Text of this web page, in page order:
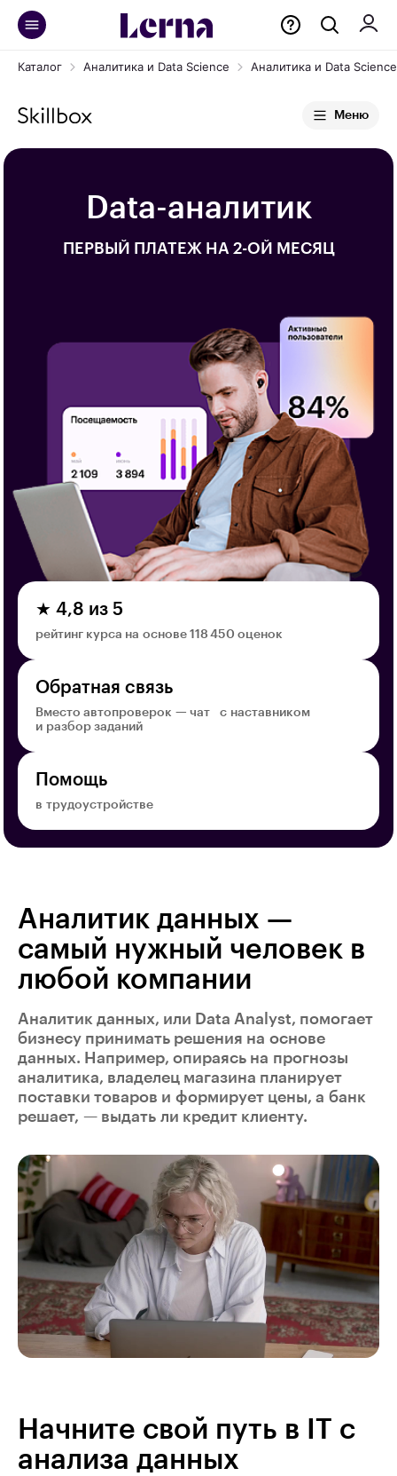
Каталог Аналитика и Data Science Аналитика и Data
Меню
Data-аналитик
ПЕРВЫЙ ПЛАТЕЖ НА 2-ОЙ МЕСЯЦ
★ 4,8 из 5
рейтинг курса на основе 118 450 оценок
Обратная связь
Вместо автопроверок — чат с наставником
и разбор заданий
Помощь
в трудоустройстве
Аналитик данных —
самый нужный человек в
любой компании
Аналитик данных, или Data Analyst, помогает
бизнесу принимать решения на основе
данных. Например, опираясь на прогнозы
аналитика, владелец магазина планирует
поставки товаров и формирует цены, а банк
решает, — выдать ли кредит клиенту.
Начните свой путь в IT с
анализа данных